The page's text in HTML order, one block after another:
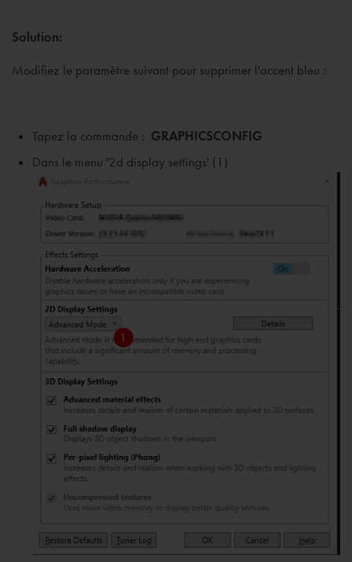
Solution:
Modifiez le paramètre suivant pour supprimer l'accent bleu :
Tapez la commande : GRAPHICSCONFIG
Dans le menu '2d display settings' (1)